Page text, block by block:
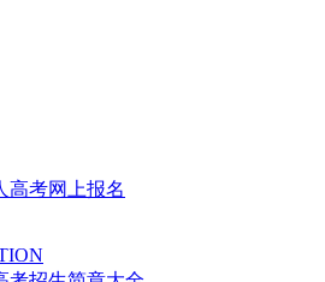
高考网上报名